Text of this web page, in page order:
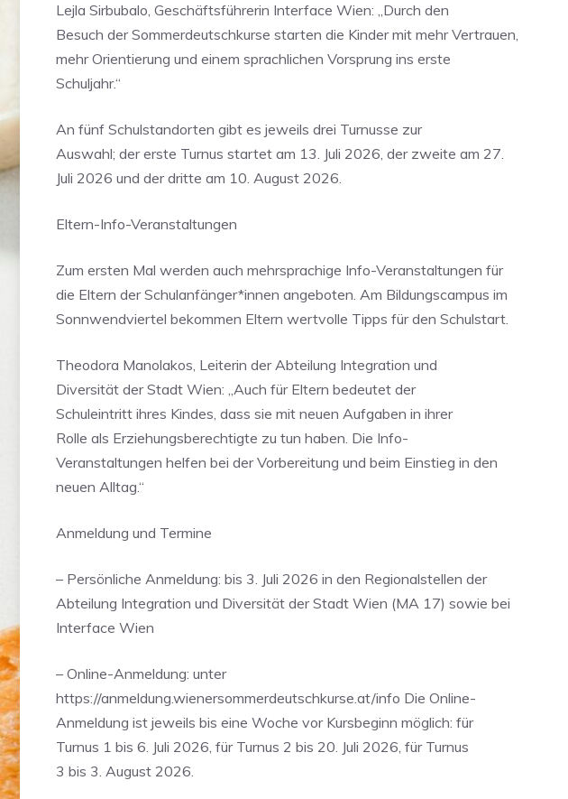
Lejla Sirbubalo, Geschäftsführerin Interface Wien: „Durch den
Besuch der Sommerdeutschkurse starten die Kinder mit mehr Vertrauen,
mehr Orientierung und einem sprachlichen Vorsprung ins erste
Schuljahr.“
An fünf Schulstandorten gibt es jeweils drei Turnusse zur
Auswahl; der erste Turnus startet am 13. Juli 2026, der zweite am 27.
Juli 2026 und der dritte am 10. August 2026.
Eltern-Info-Veranstaltungen
Zum ersten Mal werden auch mehrsprachige Info-Veranstaltungen für
die Eltern der Schulanfänger*innen angeboten. Am Bildungscampus im
Sonnwendviertel bekommen Eltern wertvolle Tipps für den Schulstart.
Theodora Manolakos, Leiterin der Abteilung Integration und
Diversität der Stadt Wien: „Auch für Eltern bedeutet der
Schuleintritt ihres Kindes, dass sie mit neuen Aufgaben in ihrer
Rolle als Erziehungsberechtigte zu tun haben. Die Info-
Veranstaltungen helfen bei der Vorbereitung und beim Einstieg in den
neuen Alltag.“
Anmeldung und Termine
– Persönliche Anmeldung: bis 3. Juli 2026 in den Regionalstellen der
Abteilung Integration und Diversität der Stadt Wien (MA 17) sowie bei
Interface Wien
– Online-Anmeldung: unter
https://anmeldung.wienersommerdeutschkurse.at/info Die Online-
Anmeldung ist jeweils bis eine Woche vor Kursbeginn möglich: für
Turnus 1 bis 6. Juli 2026, für Turnus 2 bis 20. Juli 2026, für Turnus
3 bis 3. August 2026.